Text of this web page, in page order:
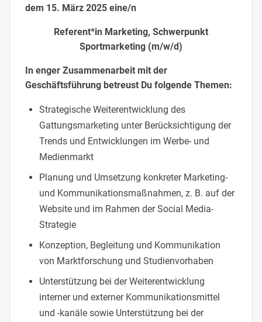
dem 15. März 2025 eine/n
Referent*in Marketing, Schwerpunkt
Sportmarketing (m/w/d)
In enger Zusammenarbeit mit der
Geschäftsführung betreust Du folgende Themen:
Strategische Weiterentwicklung des
Gattungsmarketing unter Berücksichtigung der
Trends und Entwicklungen im Werbe- und
Medienmarkt
Planung und Umsetzung konkreter Marketing-
und Kommunikationsmaßnahmen, z. B. auf der
Website und im Rahmen der Social Media-
Strategie
Konzeption, Begleitung und Kommunikation
von Marktforschung und Studienvorhaben
Unterstützung bei der Weiterentwicklung
interner und externer Kommunikationsmittel
und -kanäle sowie Unterstützung bei der